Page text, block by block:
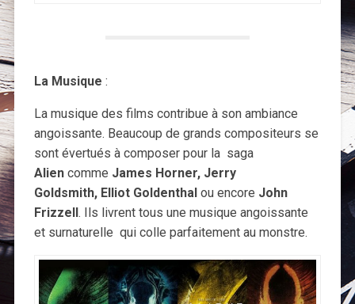
La Musique :
La musique des films contribue à son ambiance
angoissante. Beaucoup de grands compositeurs se
sont évertués à composer pour la saga
Aliencomme James Horner, Jerry
Goldsmith, Elliot Goldenthal ou encore John
Frizzell . Ils livrent tous une musique angoissante
et surnaturelle qui colle parfaitement au monstre.